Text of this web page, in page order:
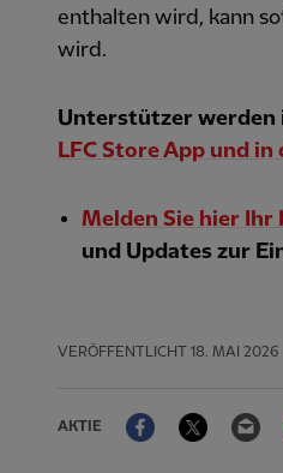
enthalten wird, kann
wird.
Unterstützer werden
LFC StoreApp und in
Melden Sie hier Ihr
und Updates zur
VERÖFFENTLICHT 18. MAI 2026
AKTIE
FacebookTwitter